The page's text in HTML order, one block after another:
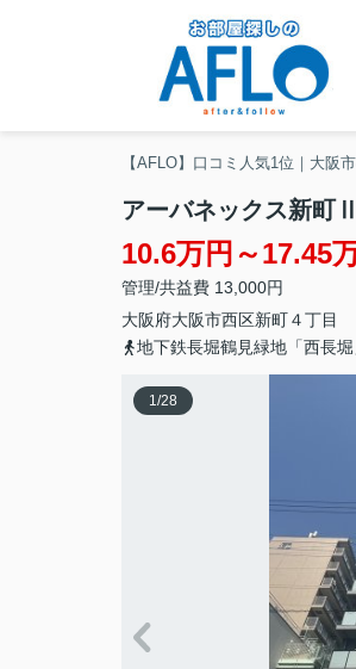
【AFLO】口コミ人気1位｜大阪
アーバネックス新
10.6万円～17.45
管理/共益費 13,000円
大阪府大阪市西区新町４丁目
地下鉄長堀鶴見緑地「西長
1/28